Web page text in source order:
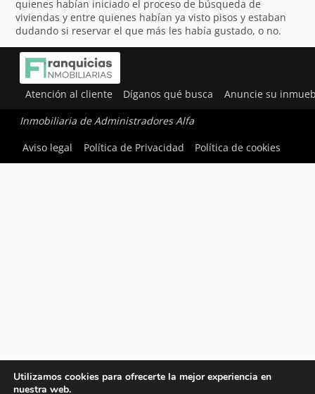
quienes habían iniciado el proceso de búsqueda de
viviendas y entre quienes habían ya visto pisos y estaban
dudando si reservar el que más les había gustado, o no.
Atención al cliente Díganos qué busca Anuncie su
Inmobiliaria de Administradores Alfa
Aviso legal
Política de Privacidad Política de cookies
Utilizamos cookies para ofrecerte la mejor experiencia en
nuestra web.